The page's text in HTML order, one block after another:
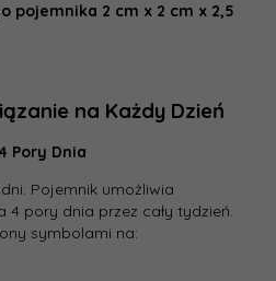
pojemnika 2 cm x 2 cm x 2,5
na Każdy Dzień
Pory Dnia
Pojemnik umożliwia
pory dnia przez cały tydzień.
symbolami na: